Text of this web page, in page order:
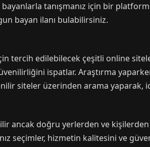
tanışmanız için bir
bayan ilanı bulabilirsiniz.
tercih edilebilecek çeşitli online
ispatlar. Araştırma
siteler üzerinden arama yaparak,
ancak doğru yerlerden ve kişilerden
seçimler, hizmetin kalitesini ve